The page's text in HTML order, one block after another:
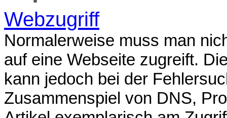
Webzugriff
Normalerweise muss man
auf eine Webseite zugreift.
kann jedoch bei der
Zusammenspiel von DNS,